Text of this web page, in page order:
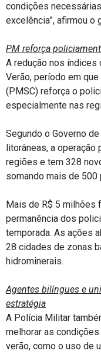
condições
excelência”, afirmou o
PM reforça
A redução nos índices
Verão, período em
(PMSC) reforça o
especialmente nas
Segundo o Governo
litorâneas, a
regiões e tem 328
somando mais de 500
Mais de R$ 5 milhões
permanência dos
temporada. As ações
28 cidades de zonas
hidrominerais.
Agentes bilíngues e
estratégia
A Polícia Militar
melhorar as
verão, como o uso de